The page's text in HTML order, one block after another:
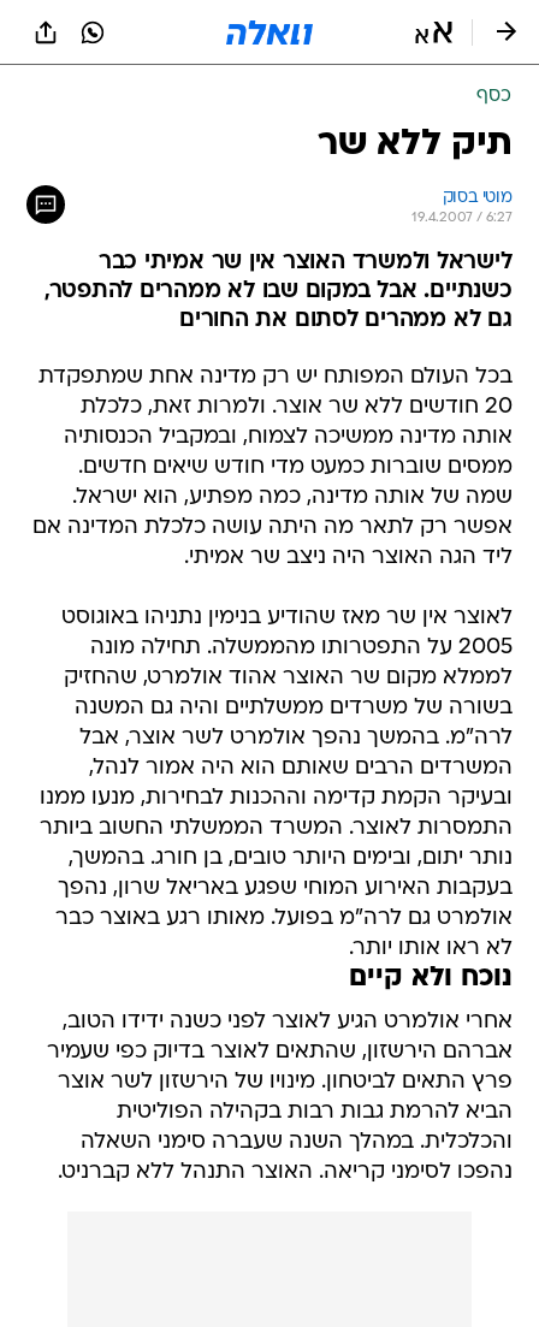
כסף
תיק ללא שר
מוטי בסוק
19.4.2007 / 6:27
לישראל ולמשרד האוצר אין שר אמיתי כבר
כשנתיים. אבל במקום שבו לא ממהרים להתפטר,
גם לא ממהרים לסתום את החורים
בכל העולם המפותח יש רק מדינה אחת שמתפקדת
20 חודשים ללא שר אוצר. ולמרות זאת, כלכלת
אותה מדינה ממשיכה לצמוח, ובמקביל הכנסותיה
ממסים שוברות כמעט מדי חודש שיאים חדשים.
שמה של אותה מדינה, כמה מפתיע, הוא ישראל.
אפשר רק לתאר מה היתה עושה כלכלת המדינה אם
ליד הגה האוצר היה ניצב שר אמיתי.
לאוצר אין שר מאז שהודיע בנימין נתניהו באוגוסט
2005 על התפטרותו מהממשלה. תחילה מונה
לממלא מקום שר האוצר אהוד אולמרט, שהחזיק
בשורה של משרדים ממשלתיים והיה גם המשנה
לרה"מ. בהמשך נהפך אולמרט לשר אוצר, אבל
המשרדים הרבים שאותם הוא היה אמור לנהל,
ובעיקר הקמת קדימה וההכנות לבחירות, מנעו ממנו
התמסרות לאוצר. המשרד הממשלתי החשוב ביותר
נותר יתום, ובימים היותר טובים, בן חורג. בהמשך,
בעקבות האירוע המוחי שפגע באריאל שרון, נהפך
אולמרט גם לרה"מ בפועל. מאותו רגע באוצר כבר
לא ראו אותו יותר.
נוכח ולא קיים
אחרי אולמרט הגיע לאוצר לפני כשנה ידידו הטוב,
אברהם הירשזון, שהתאים לאוצר בדיוק כפי שעמיר
פרץ התאים לביטחון. מינויו של הירשזון לשר אוצר
הביא להרמת גבות רבות בקהילה הפוליטית
והכלכלית. במהלך השנה שעברה סימני השאלה
נהפכו לסימני קריאה. האוצר התנהל ללא קברניט.